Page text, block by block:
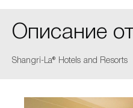
Описание
Shangri-La® Hotels and Resorts